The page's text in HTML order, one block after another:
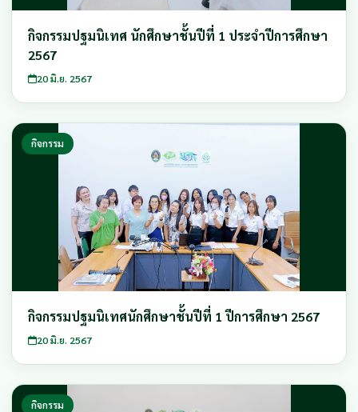
กิจกรรมปฐมนิเทศ นักศึกษาชั้นปีที่ 1 ประจำปีการศึกษา
2567
20 มิ.ย. 2567
กิจกรรม
กิจกรรมปฐมนิเทศนักศึกษาชั้นปีที่ 1 ปีการศึกษา 2567
20 มิ.ย. 2567
กิจกรรม